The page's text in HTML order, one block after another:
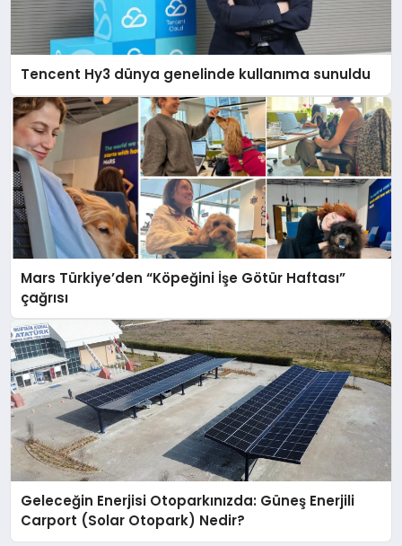
Tencent Hy3 dünya genelinde kullanıma sunuldu
Mars Türkiye’den “Köpeğini İşe Götür Haftası”
çağrısı
Geleceğin Enerjisi Otoparkınızda: Güneş Enerjili
Carport (Solar Otopark) Nedir?